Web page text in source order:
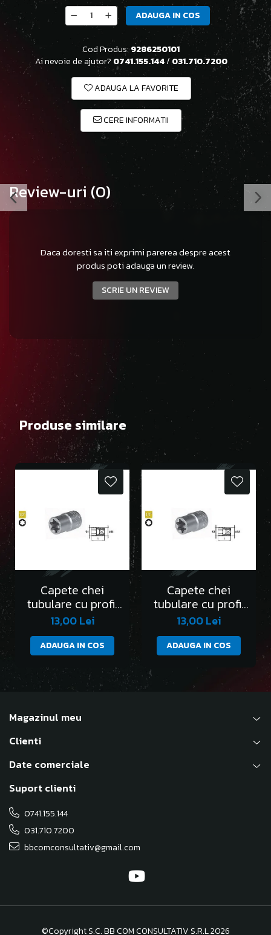
ADAUGA IN COS
Cod Produs: 9286250101
Ai nevoie de ajutor? 0741.155.144/ 031.710.7200
ADAUGA LA FAVORITE
CERE INFORMATII
Review-uri (0)
Daca doresti sa iti exprimi parerea despre acest
produs poti adauga un review.
SCRIE UN REVIEW
Produse similare
Capete chei
tubulare cu profil
Torx 1/2” E10
13,00 Lei
ADAUGA IN COS
Capete chei
tubulare cu profil
Torx 1/2” E11
13,00 Lei
ADAUGA IN COS
Magazinul meu
Clienti
Date comerciale
Suport clienti
0741.155.144
031.710.7200
bbcomconsultativ@gmail.com
©Copyright S.C. BB COM CONSULTATIV S.R.L 2026